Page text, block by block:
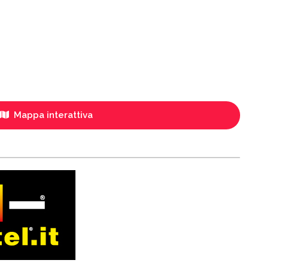
Mappa interattiva